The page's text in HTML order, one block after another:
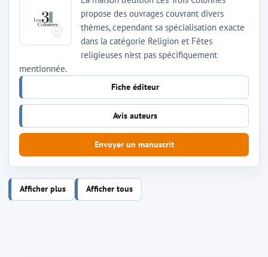
propose des ouvrages couvrant divers
thèmes, cependant sa spécialisation exacte
dans la catégorie Religion et Fêtes
religieuses n'est pas spécifiquement
mentionnée.
Fiche éditeur
Avis auteurs
Envoyer un manuscrit
Afficher plus Afficher tous